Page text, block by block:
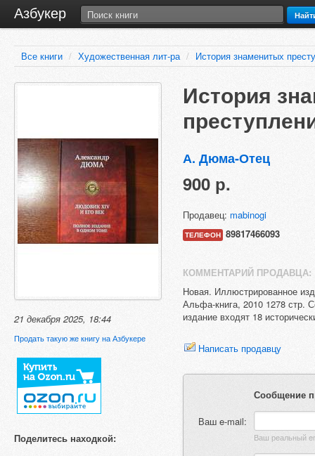
Азбукер
Все книги / Художественная лит-ра / История знаменитых
21 декабря 2025, 18:44
Продать такую же книгу на Азбукере
Поделитесь находкой:
История
А. Дюма-Отец
900 р.
Продавец: mabinogi
ТЕЛЕФОН 89817466093
КОММЕНТАРИЙ ПРОДАВЦА:
Новая. Иллюстрированное
Альфа-книга, 2010 1278 стр.
издание входят 18
Написать продавцу
Сообщение
Ваш e-mail: